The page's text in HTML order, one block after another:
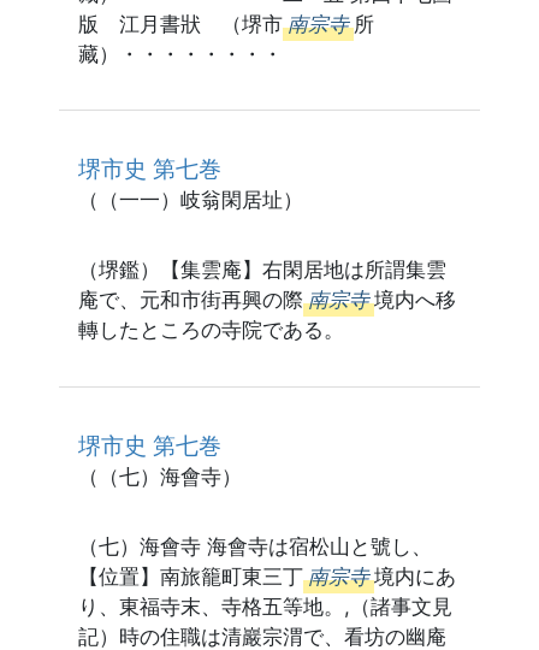
版 江月書狀 （堺市 南宗寺 所
藏）・・・・・・・・
堺市史 第七巻
（（一一）岐翁閑居址）
（堺鑑）【集雲庵】右閑居地は所謂集雲
庵で、元和市街再興の際 南宗寺 境内へ移
轉したところの寺院である。
堺市史 第七巻
（（七）海會寺）
（七）海會寺 海會寺は宿松山と號し、
【位置】南旅籠町東三丁 南宗寺 境内にあ
り、東福寺末、寺格五等地。,（諸事文見
記）時の住職は清巖宗渭で、看坊の幽庵